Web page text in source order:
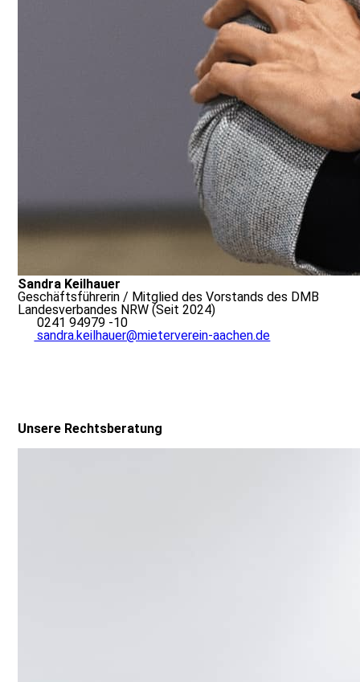
Sandra Keilhauer
Geschäftsführerin / Mitglied des Vorstands des DMB
Landesverbandes NRW (Seit 2024)
0241 94979 -10
sandra.keilhauer@mieterverein-aachen.de
Unsere Rechtsberatung